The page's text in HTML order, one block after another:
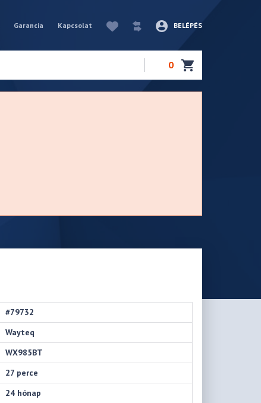
Garancia Kapcsolat BELÉPÉS
0
#79732
Wayteq
WX985BT
27 perce
24 hónap